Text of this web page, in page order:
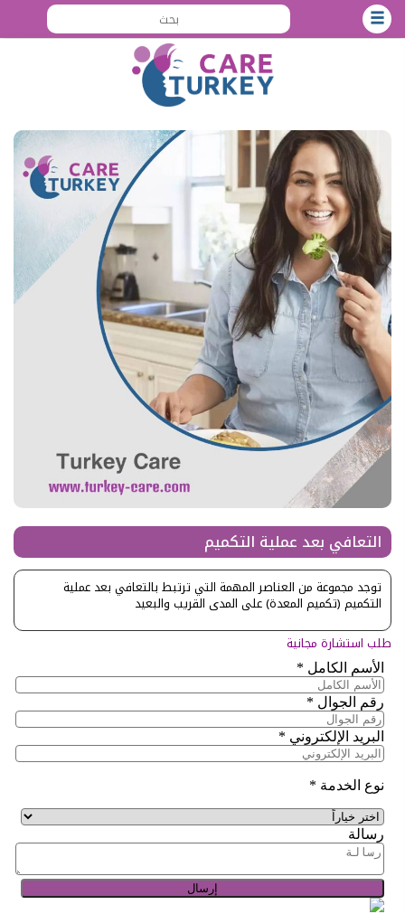
التعافي بعد عملية التكميم
توجد مجموعة من العناصر المهمة التي ترتبط بالتعافي بعد عملية
التكميم (تكميم المعدة) على المدى القريب والبعيد
طلب استشارة مجانية